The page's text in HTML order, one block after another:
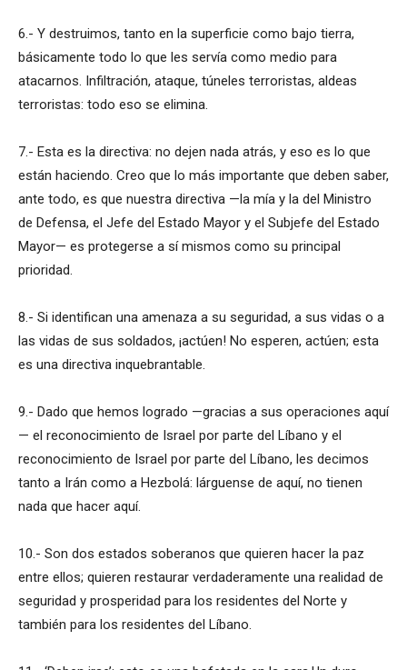
6.- Y destruimos, tanto en la superficie como bajo tierra,
básicamente todo lo que les servía como medio para
atacarnos. Infiltración, ataque, túneles terroristas, aldeas
terroristas: todo eso se elimina.
7.- Esta es la directiva: no dejen nada atrás, y eso es lo que
están haciendo. Creo que lo más importante que deben saber,
ante todo, es que nuestra directiva —la mía y la del Ministro
de Defensa, el Jefe del Estado Mayor y el Subjefe del Estado
Mayor— es protegerse a sí mismos como su principal
prioridad.
8.- Si identifican una amenaza a su seguridad, a sus vidas o a
las vidas de sus soldados, ¡actúen! No esperen, actúen; esta
es una directiva inquebrantable.
9.- Dado que hemos logrado —gracias a sus operaciones aquí
— el reconocimiento de Israel por parte del Líbano y el
reconocimiento de Israel por parte del Líbano, les decimos
tanto a Irán como a Hezbolá: lárguense de aquí, no tienen
nada que hacer aquí.
10.- Son dos estados soberanos que quieren hacer la paz
entre ellos; quieren restaurar verdaderamente una realidad de
seguridad y prosperidad para los residentes del Norte y
también para los residentes del Líbano.